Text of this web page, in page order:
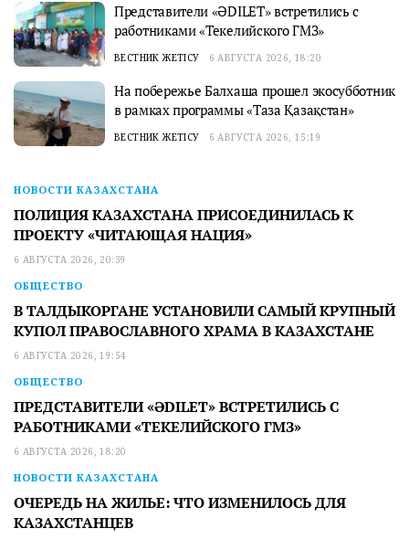
Представители «ӘDILET» встретились с
работниками «Текелийского ГМЗ»
ВЕСТНИК ЖЕТІСУ 6 АВГУСТА 2026, 18:20
На побережье Балхаша прошел экосубботник
в рамках программы «Таза Қазақстан»
ВЕСТНИК ЖЕТІСУ 6 АВГУСТА 2026, 15:19
НОВОСТИ КАЗАХСТАНА
ПОЛИЦИЯ КАЗАХСТАНА ПРИСОЕДИНИЛАСЬ К
ПРОЕКТУ «ЧИТАЮЩАЯ НАЦИЯ»
6 АВГУСТА 2026, 20:39
ОБЩЕСТВО
В ТАЛДЫКОРГАНЕ УСТАНОВИЛИ САМЫЙ КРУПНЫЙ
КУПОЛ ПРАВОСЛАВНОГО ХРАМА В КАЗАХСТАНЕ
6 АВГУСТА 2026, 19:54
ОБЩЕСТВО
ПРЕДСТАВИТЕЛИ «ӘDILET» ВСТРЕТИЛИСЬ С
РАБОТНИКАМИ «ТЕКЕЛИЙСКОГО ГМЗ»
6 АВГУСТА 2026, 18:20
НОВОСТИ КАЗАХСТАНА
ОЧЕРЕДЬ НА ЖИЛЬЕ: ЧТО ИЗМЕНИЛОСЬ ДЛЯ
КАЗАХСТАНЦЕВ